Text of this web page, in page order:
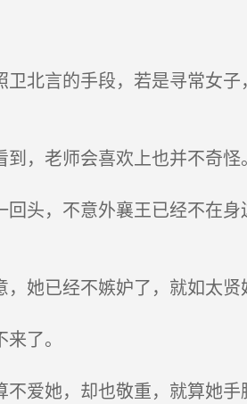
北言的手段，若是寻常女子
，老师会喜欢上也并不奇怪。
头，不意外襄王已经不在
她已经不嫉妒了，就如太贤
了。
爱她，却也敬重，就算她